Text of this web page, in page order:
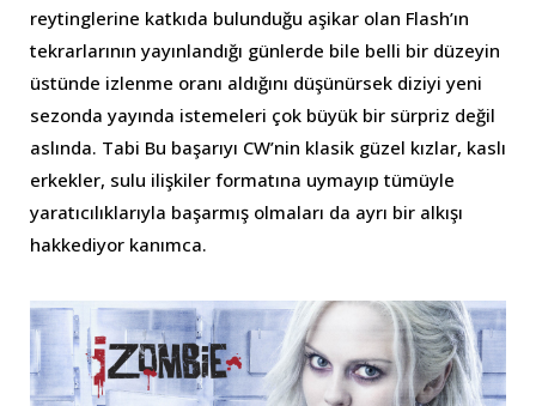
reytinglerine katkıda bulunduğu aşikar olan Flash’ın
tekrarlarının yayınlandığı günlerde bile belli bir düzeyin
üstünde izlenme oranı aldığını düşünürsek diziyi yeni
sezonda yayında istemeleri çok büyük bir sürpriz değil
aslında. Tabi Bu başarıyı CW’nin klasik güzel kızlar, kaslı
erkekler, sulu ilişkiler formatına uymayıp tümüyle
yaratıcılıklarıyla başarmış olmaları da ayrı bir alkışı
hakkediyor kanımca.